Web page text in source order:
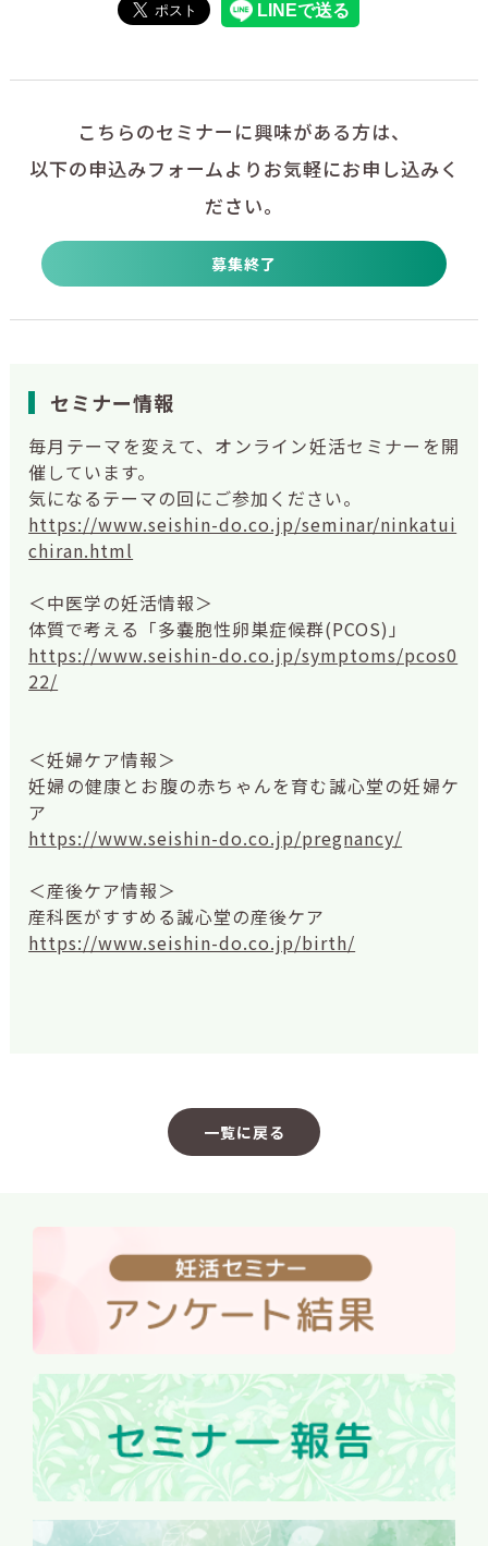
こちらのセミナーに興味がある方は、
以下の申込みフォームよりお気軽にお申し込みく
ださい。
募集終了
セミナー情報
毎月テーマを変えて、オンライン妊活セミナーを開
催しています。
気になるテーマの回にご参加ください。
https://www.seishin-do.co.jp/seminar/ninkatui
chiran.html
＜中医学の妊活情報＞
体質で考える「多嚢胞性卵巣症候群(PCOS)」
https://www.seishin-do.co.jp/symptoms/pcos0
22/
＜妊婦ケア情報＞
妊婦の健康とお腹の赤ちゃんを育む誠心堂の妊婦ケ
ア
https://www.seishin-do.co.jp/pregnancy/
＜産後ケア情報＞
産科医がすすめる誠心堂の産後ケア
https://www.seishin-do.co.jp/birth/
一覧に戻る